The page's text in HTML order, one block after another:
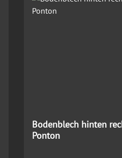
Bodenblech hinten
Ponton